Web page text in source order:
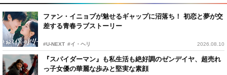
ファン・イニョプが魅せるギャップに沼落ち！ 初恋と夢が交
差する青春ラブストーリー
#U-NEXT #イ・ヘリ 2026.08.10
『スパイダーマン』も私生活も絶好調のゼンデイヤ、超売れ
っ子女優の華麗な歩みと堅実な素顔